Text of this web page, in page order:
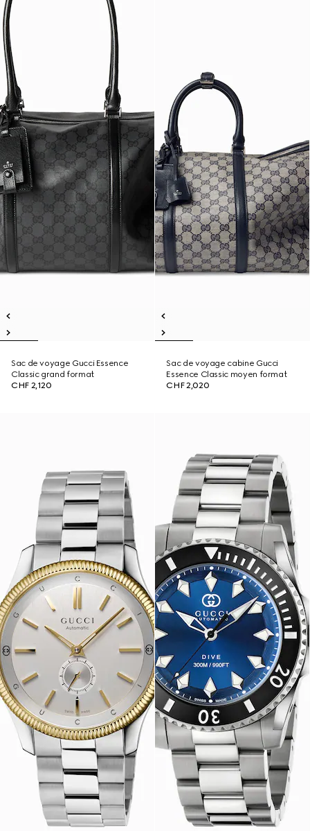
Sac de voyage Gucci Essence
Classic grand format
CHF 2,120
Sac de voyage cabine Gucci
Essence Classic moyen format
CHF 2,020